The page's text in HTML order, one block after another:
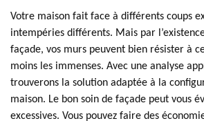
Votre maison fait face à différents coups
intempéries différents. Mais par
façade, vos murs peuvent bien résister à
moins les immenses. Avec une analyse
trouverons la solution adaptée à la
maison. Le bon soin de façade peut vous
excessives. Vous pouvez faire des